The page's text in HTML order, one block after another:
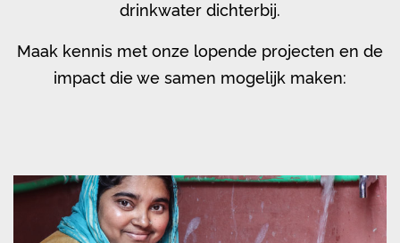
drinkwater dichterbij.
Maak kennis met onze lopende projecten en de
impact die we samen mogelijk maken: